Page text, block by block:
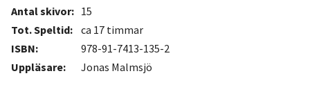
Antal skivor: 15
Tot. Speltid: ca 17 timmar
ISBN:
978-91-7413-135-2
Uppläsare:
Jonas Malmsjö